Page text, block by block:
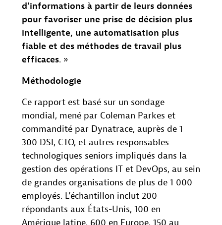
d’informations à partir de leurs données
pour favoriser une prise de décision plus
intelligente, une automatisation plus
fiable et des méthodes de travail plus
efficaces. »
Méthodologie
Ce rapport est basé sur un sondage
mondial, mené par Coleman Parkes et
commandité par Dynatrace, auprès de 1
300 DSI, CTO, et autres responsables
technologiques seniors impliqués dans la
gestion des opérations IT et DevOps, au sein
de grandes organisations de plus de 1 000
employés. L’échantillon inclut 200
répondants aux États-Unis, 100 en